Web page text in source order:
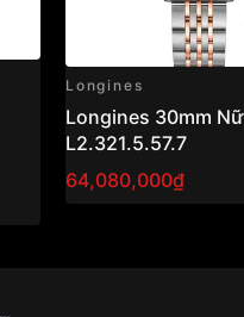
Longines
Longines 30mm Nữ
L2.321.5.57.7
64,080,000₫